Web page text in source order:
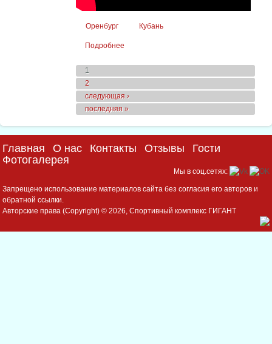
Оренбург Кубань
Подробнее
Страницы
1
2
следующая ›
последняя »
Главная О нас Контакты Отзывы
Гости
Фотогалерея
Мы в соц.сетях:
Запрещено использование материалов сайта без согласия его авторов и
обратной ссылки.
Авторские права (Copyright) © 2026, Спортивный комплекс ГИГАНТ